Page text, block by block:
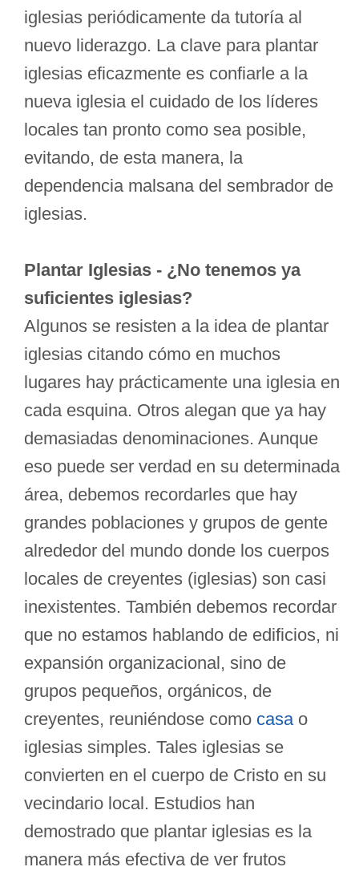
iglesias periódicamente da tutoría al
nuevo liderazgo. La clave para plantar
iglesias eficazmente es confiarle a la
nueva iglesia el cuidado de los líderes
locales tan pronto como sea posible,
evitando, de esta manera, la
dependencia malsana del sembrador de
iglesias.
Plantar Iglesias - ¿No tenemos ya
suficientes iglesias?
Algunos se resisten a la idea de plantar
iglesias citando cómo en muchos
lugares hay prácticamente una iglesia en
cada esquina. Otros alegan que ya hay
demasiadas denominaciones. Aunque
eso puede ser verdad en su determinada
área, debemos recordarles que hay
grandes poblaciones y grupos de gente
alrededor del mundo donde los cuerpos
locales de creyentes (iglesias) son casi
inexistentes. También debemos recordar
que no estamos hablando de edificios, ni
expansión organizacional, sino de
grupos pequeños, orgánicos, de
creyentes, reuniéndose como casao
iglesias simples. Tales iglesias se
convierten en el cuerpo de Cristo en su
vecindario local. Estudios han
demostrado que plantar iglesias es la
manera más efectiva de ver frutos